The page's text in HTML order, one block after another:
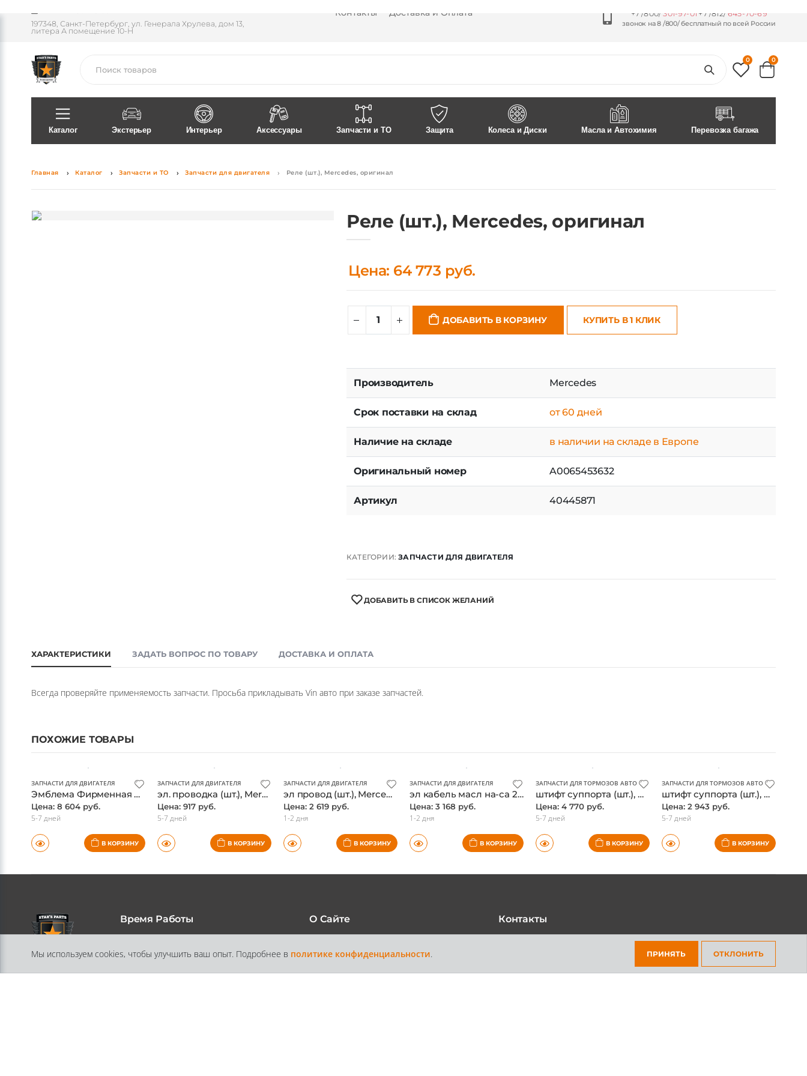
+7 /800/301-97-01 +7 /812/645-70-69
звонок на 8 /800/ бесплатный по всей России
197348, Санкт-Петербург, ул. Генерала Хрулева, дом 13,
литера А помещение 10-Н
0 0
Каталог Экстерьер Интерьер Аксессуары Запчасти и ТО Защита Колеса и Диски Масла и Автохимия Перевозка багажа
ПРИНЯТЬ ОТКЛОНИТЬ
Главная Каталог Запчасти и ТО Запчасти для двигателя Реле (шт.), Mercedes, оригинал
Реле (шт.), Mercedes, оригинал
Цена: 64 773 руб.
ДОБАВИТЬ В КОРЗИНУ КУПИТЬ В 1 КЛИК
Производитель Mercedes
Срок поставки на склад от 60 дней
Наличие на складе в наличии на складе в Европе
Оригинальный номер A0065453632
Артикул 40445871
КАТЕГОРИИ:ЗАПЧАСТИ ДЛЯ ДВИГАТЕЛЯ
ДОБАВИТЬ В СПИСОК ЖЕЛАНИЙ
ХАРАКТЕРИСТИКИ ЗАДАТЬ ВОПРОС ПО ТОВАРУ ДОСТАВКА И ОПЛАТА
Всегда проверяйте применяемость запчасти. Просьба прикладывать Vin авто при заказе запчастей.
ПОХОЖИЕ ТОВАРЫ
ЗАПЧАСТИ ДЛЯ ДВИГАТЕЛЯ
Эмблема Фирменная Решетки Радиатора(1778884200) (шт.), Mercedes, оригинал
Цена: 8 604 руб.
5-7 дней
В КОРЗИНУ
ЗАПЧАСТИ ДЛЯ ДВИГАТЕЛЯ
эл. проводка (шт.), Mercedes, оригинал
Цена: 917 руб.
5-7 дней
В КОРЗИНУ
ЗАПЧАСТИ ДЛЯ ДВИГАТЕЛЯ
эл провод (шт.), Mercedes, оригинал
Цена: 2 619 руб.
1-2 дня
В КОРЗИНУ
ЗАПЧАСТИ ДЛЯ ДВИГАТЕЛЯ
эл кабель масл на-са 2741500120 (шт.), Mercedes, оригинал
Цена: 3 168 руб.
1-2 дня
В КОРЗИНУ
ЗАПЧАСТИ ДЛЯ ТОРМОЗОВ АВТОМОБИЛЯ
штифт суппорта (шт.), Mercedes, оригинал
Цена: 4 770 руб.
5-7 дней
В КОРЗИНУ
ЗАПЧАСТИ ДЛЯ ТОРМОЗОВ АВТОМОБИЛЯ
штифт суппорта (шт.), Mercedes, оригинал
Цена: 2 943 руб.
5-7 дней
В КОРЗИНУ
Время Работы
Адрес
О Сайте
Доставка и
Оплата
Статьи
Контакты